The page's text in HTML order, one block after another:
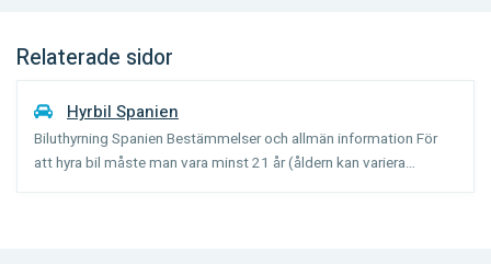
Relaterade sidor
Hyrbil Spanien
Biluthyrning Spanien Bestämmelser och allmän information För
att hyra bil måste man vara minst 21 år (åldern kan variera